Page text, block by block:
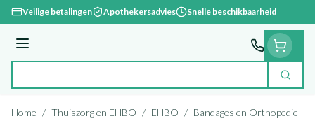
Ga naar de inhoud
Veilige betalingen Apothekersadvies Snelle beschikbaarheid
Menu
Product, merk, categorie... Zoek
Home / Thuiszorg en EHBO / EHBO / Bandages en Orthopedie -